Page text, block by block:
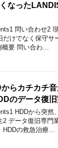
なった
問い合わせ2
だけでなく保守サ
概要 問い合わ…
からカチカチ
のデータ復
HDDから突然
2 データ復旧専門
の救急治療…